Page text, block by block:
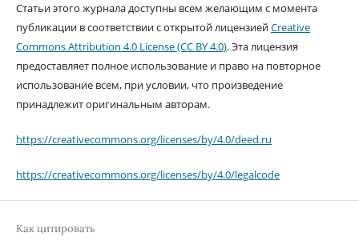
Статьи этого журнала доступны всем желающим с момента
публикации в соответствии с открытой лицензиейCreative
Commons Attribution 4.0 License (CC BY 4.0). Эта лицензия
предоставляет полное использование и право на повторное
использование всем, при условии, что произведение
принадлежит оригинальным авторам.
https://creativecommons.org/licenses/by/4.0/deed.ru
https://creativecommons.org/licenses/by/4.0/legalcode
Как цитировать